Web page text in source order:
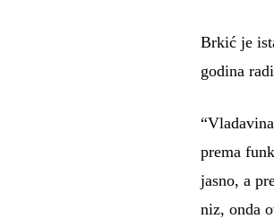
Brkić je
godina
prema
jasno, a
niz, onda